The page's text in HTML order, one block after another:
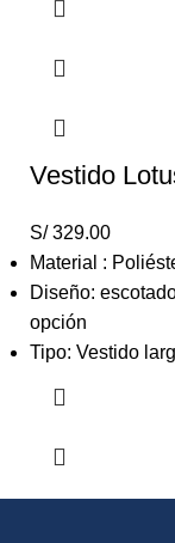
Vestido
S/329.00
Material :
Diseño:
opción
Tipo: Vestido